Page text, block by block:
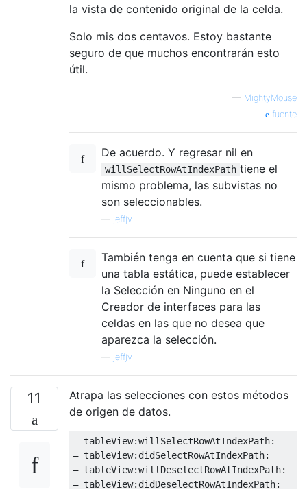
la vista de contenido original de la celda.
Solo mis dos centavos. Estoy bastante
seguro de que muchos encontrarán esto
útil.
— MightyMouse
fuente
De acuerdo. Y regresar nil en
willSelectRowAtIndexPath tiene el
mismo problema, las subvistas no
son seleccionables.
jeffjv
También tenga en cuenta que si tiene
una tabla estática, puede establecer
la Selección en Ninguno en el
Creador de interfaces para las
celdas en las que no desea que
aparezca la selección.
jeffjv
11
Atrapa las selecciones con estos métodos
de origen de datos.
– tableView:willSelectRowAtIndexPath:
– tableView: didSelectRowAtIndexPath:
– tableView:willDeselectRowAtIndexPath:
– tableView: didDeselectRowAtIndexPath: